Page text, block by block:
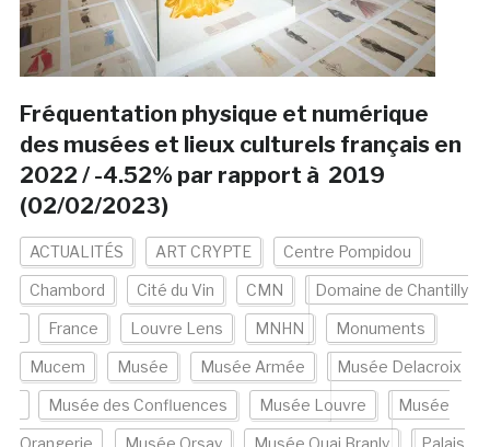
Fréquentation physique et numérique
des musées et lieux culturels français en
2022 / -4.52% par rapport à 2019
(02/02/2023)
ACTUALITÉS ART CRYPTE Centre Pompidou
Chambord Cité du Vin CMN Domaine de Chantilly
France Louvre Lens MNHN Monuments
Mucem Musée Musée Armée Musée Delacroix
Musée des Confluences Musée Louvre Musée